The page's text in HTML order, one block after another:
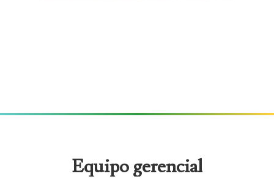
ES EN
Equipogerencial